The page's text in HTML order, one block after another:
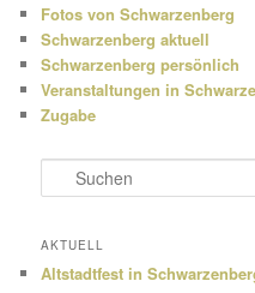
Fotos von Schwarzenberg
Schwarzenberg aktuell
Schwarzenberg persönlich
Veranstaltungen in
Zugabe
u
h
n
AKTUELL
Altstadtfest in